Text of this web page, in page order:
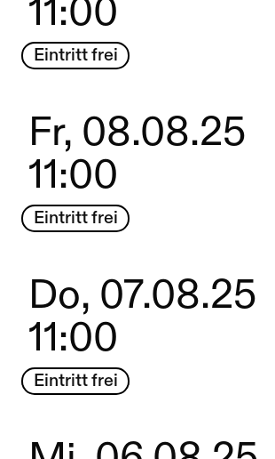
11:00
Eintritt frei
Fr, 08.08.25
11:00
Eintritt frei
Do, 07.08.25
11:00
Eintritt frei